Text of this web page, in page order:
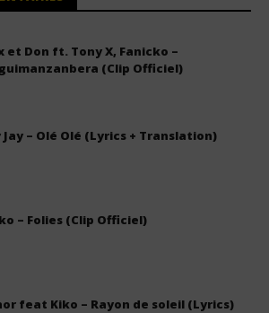
et Don ft. Tony X, Fanicko –
(Clip Officiel)
Jay – Olé Olé (Lyrics + Translation)
– Folies (Clip Officiel)
feat Kiko – Rayon de soleil (Lyrics)